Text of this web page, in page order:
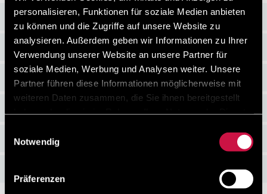
personalisieren, Funktionen für soziale Medien anbieten
zu können und die Zugriffe auf unsere Website zu
analysieren. Außerdem geben wir Informationen zu Ihrer
Verwendung unserer Website an unsere Partner für
soziale Medien, Werbung und Analysen weiter. Unsere
Partner führen diese Informationen möglicherweise mit
weiteren Daten zusammen, die Sie ihnen bereitgestellt
Notwendig
Präferenzen
All-inclusive
Restaurants & Bars